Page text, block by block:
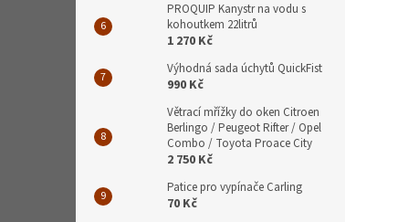
PROQUIP Kanystr na vodu s
kohoutkem 22litrů
1 270 Kč
Výhodná sada úchytů QuickFist
990 Kč
Větrací mřížky do oken Citroen
Berlingo / Peugeot Rifter / Opel
Combo / Toyota Proace City
2 750 Kč
Patice pro vypínače Carling
70 Kč